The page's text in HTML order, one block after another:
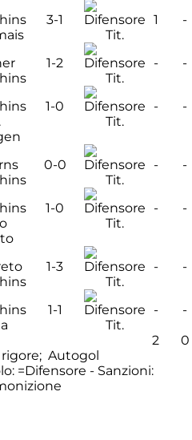
3-1
Tit.
1 -
1-2
Tit.
- -
1-0
Tit.
- -
0-0
Tit.
- -
1-0
Tit.
- -
1-3
Tit.
- -
1-1
Tit.
-
-
2
0
Autogol
=Difensore - Sanzioni: